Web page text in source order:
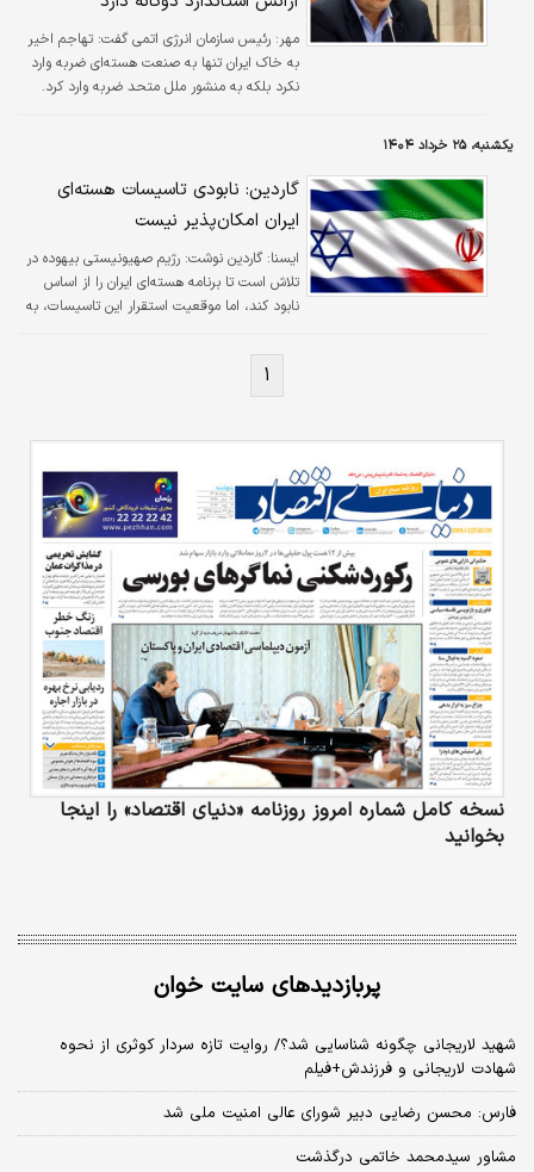
مهر: رئیس سازمان انرژی اتمی گفت: تهاجم اخیر
به خاک ایران تنها به صنعت هسته‌ای ضربه وارد
نکرد بلکه به منشور ملل متحد ضربه وارد کرد.
یکشنبه، ۲۵ خرداد ۱۴۰۴
گاردین: نابودی تاسیسات هسته‌ای
ایران امکان‌پذیر نیست
ايسنا:گاردین نوشت: رژیم صهیونیستی بیهوده در
تلاش است تا برنامه هسته‌ای ایران را از اساس
نابود کند، اما موقعیت استقرار این تاسیسات، به
صهیونیست‌ها غیرممکن کرده است.
۱
نسخه کامل شماره امروز روزنامه «دنیای‌ اقتصاد» را اینجا
بخوانید
پربازدیدهای سایت خوان
شهید لاریجانی چگونه شناسایی شد؟/ روایت تازه سردار کوثری از نحوه
شهادت لاریجانی و فرزندش+فیلم
فارس: محسن رضایی دبیر شورای عالی امنیت ملی شد
مشاور سیدمحمد خاتمی درگذشت